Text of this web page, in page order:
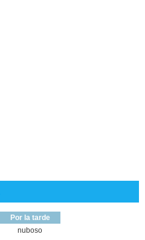
Por la tarde
nuboso